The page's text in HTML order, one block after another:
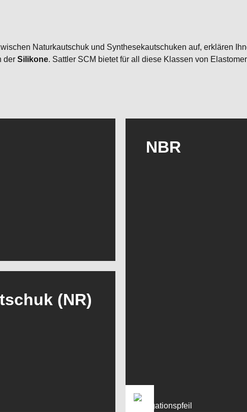
Naturkautschuk und Synthesekautschuken auf, erklären
der Silikone. Sattler SCM bietet für all diese Klassen von
NBR
(NR)